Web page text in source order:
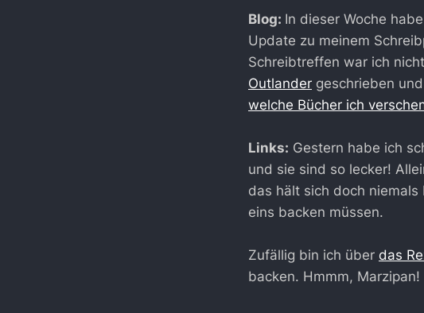
Blog: In dieser Woche
Update zu meinem
Schreibtreffen war ich
Outlander geschrieben
welche Bücher ich
Links: Gestern habe ich
und sie sind so lecker!
das hält sich doch
eins backen müssen.
Zufällig bin ich über das
backen. Hmmm, Marzipan!